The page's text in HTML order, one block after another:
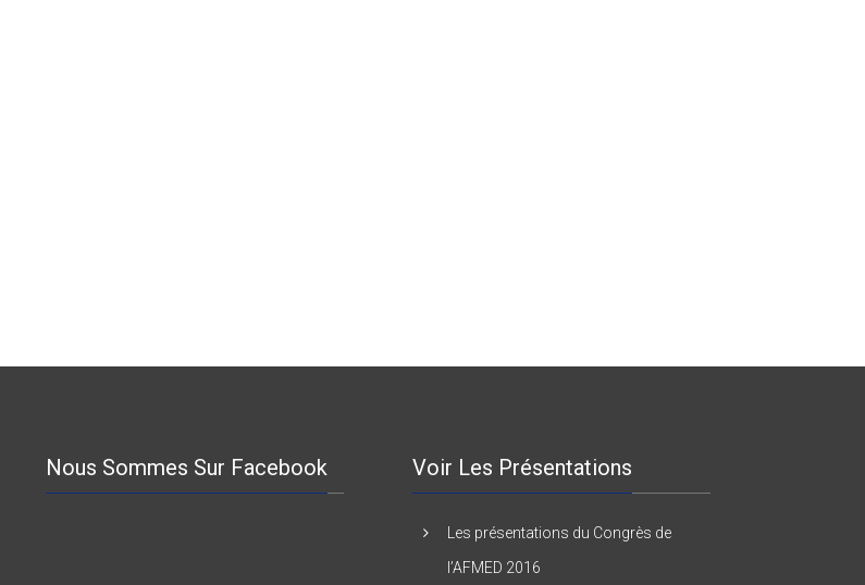
Nous Sommes Sur Facebook Voir Les Présentations
Les présentations du Congrès de
l’AFMED 2016